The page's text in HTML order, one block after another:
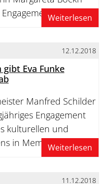
Weiterlesen
12.12.2018
gibt Eva Funke
Manfred Schilder
Engagement
kulturellen und
in MemmingenWeiterlesen
11.12.2018